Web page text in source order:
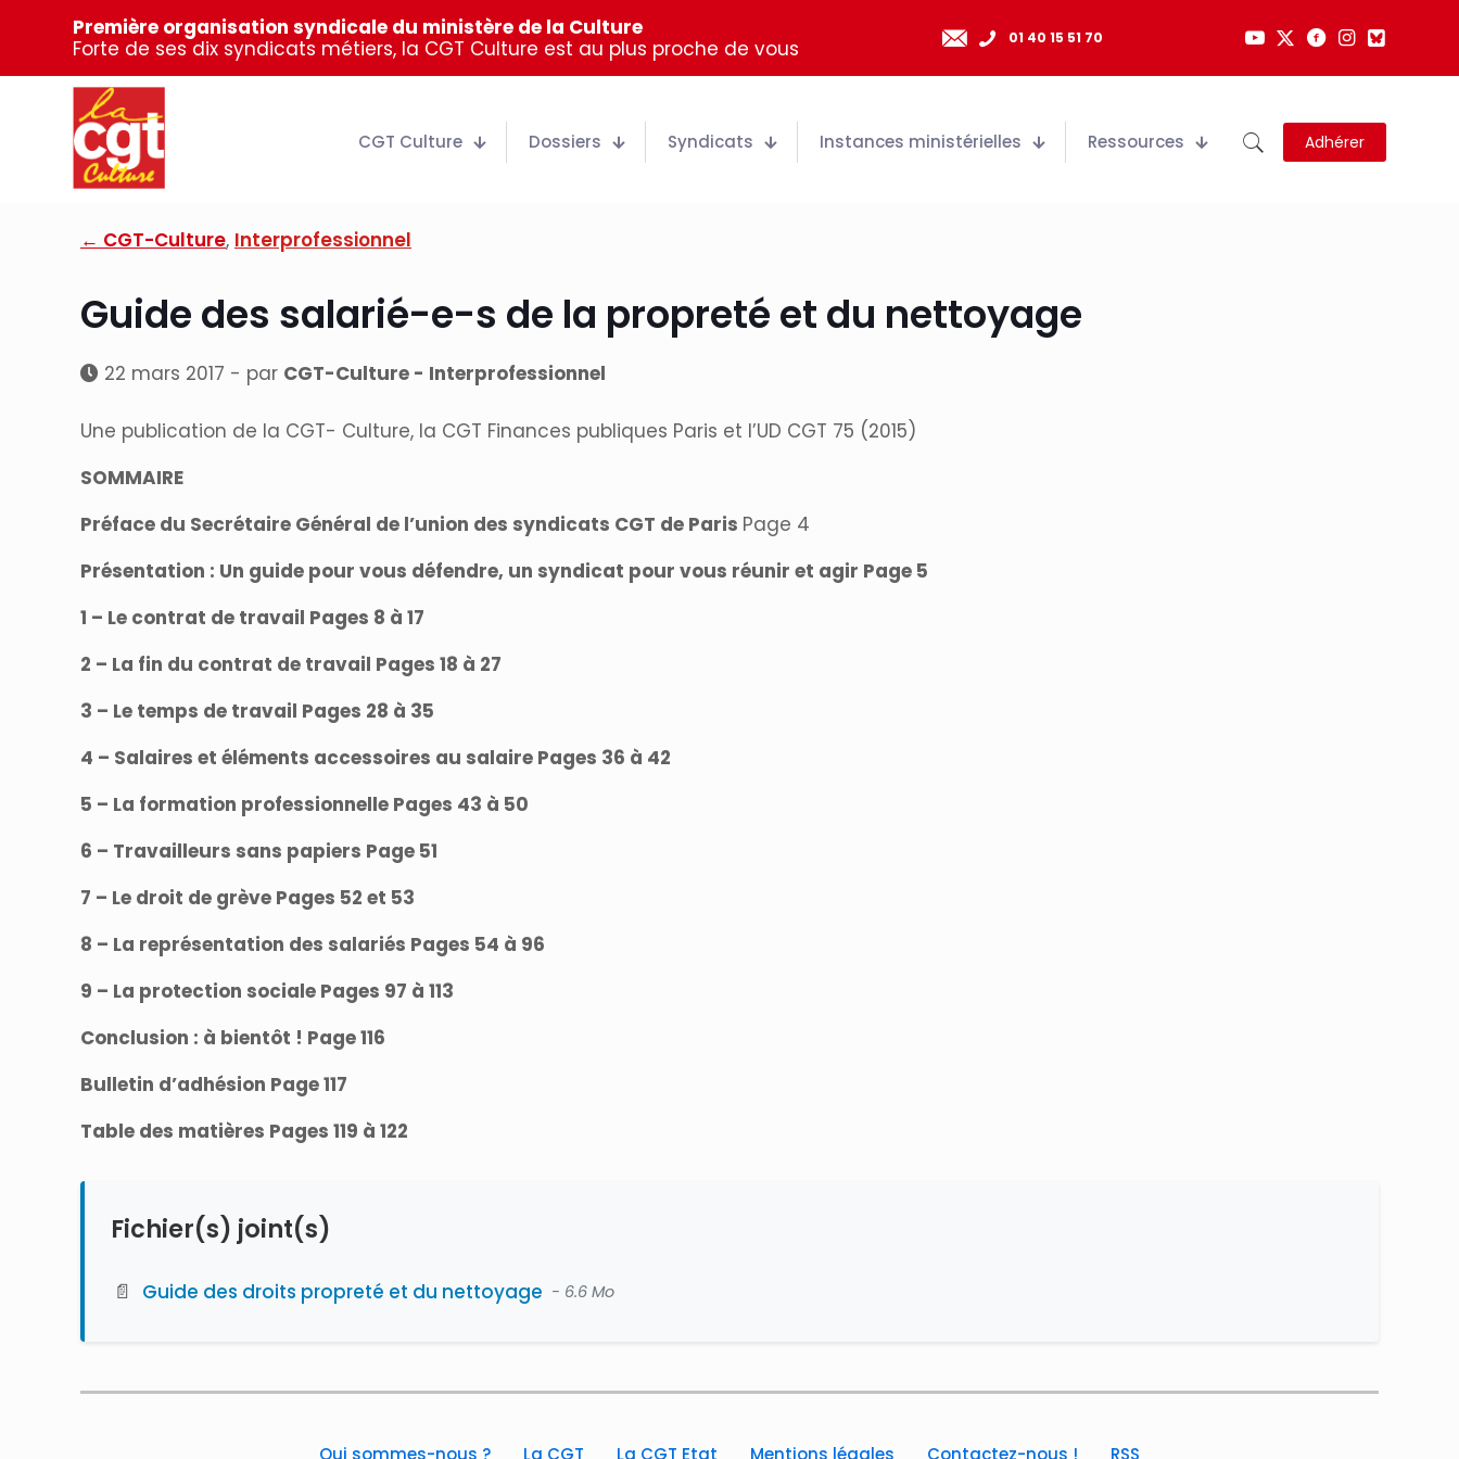
Première organisation syndicale du ministère de la Culture
Forte de ses dix syndicats métiers, la CGT Culture est au plus proche de vous
01 40 15 51 70
CGT Culture Dossiers Syndicats Instances ministérielles Ressources Adhérer
← CGT-Culture, Interprofessionnel
Guide des salarié-e-s de la propreté et du nettoyage
22 mars 2017 - par CGT-Culture - Interprofessionnel
Une publication de la CGT- Culture, la CGT Finances publiques Paris et l’UD CGT 75 (2015)
SOMMAIRE
Préface du Secrétaire Général de l’union des syndicats CGT de Paris Page 4
Présentation : Un guide pour vous défendre, un syndicat pour vous réunir et agir Page 5
1 – Le contrat de travail Pages 8 à 17
2 – La fin du contrat de travail Pages 18 à 27
3 – Le temps de travail Pages 28 à 35
4 – Salaires et éléments accessoires au salaire Pages 36 à 42
5 – La formation professionnelle Pages 43 à 50
6 – Travailleurs sans papiers Page 51
7 – Le droit de grève Pages 52 et 53
8 – La représentation des salariés Pages 54 à 96
9 – La protection sociale Pages 97 à 113
Conclusion : à bientôt ! Page 116
Bulletin d’adhésion Page 117
Table des matières Pages 119 à 122
Fichier(s) joint(s)
📄 Guide des droits propreté et du nettoyage - 6.6 Mo
Qui sommes-nous ? La CGT La CGT Etat Mentions légales Contactez-nous ! RSS